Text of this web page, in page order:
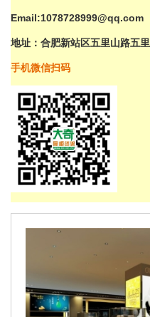
Email:1078728999@qq.com
地址：合肥新站区五里山路五里
手机微信扫码